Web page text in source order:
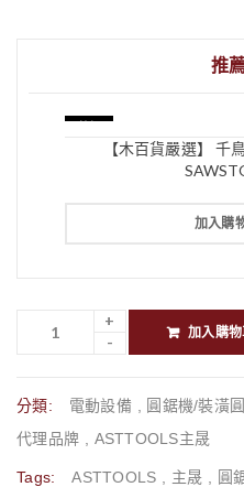
推
【木百貨嚴選】 千
加入購
加入購
分類: 電動設備 圓鋸機/裝潢
代理品牌
ASTTOOLS主晟
Tags: ASTTOOLS 主晟 圓